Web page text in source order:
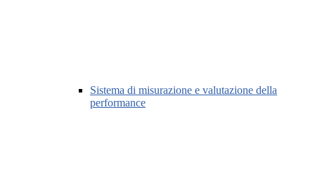
Sistema di misurazione e valutazione della
performance